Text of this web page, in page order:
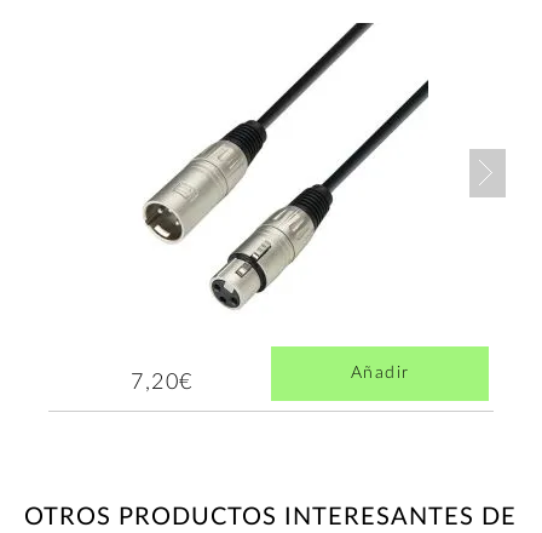
7,20€ Añadir
OTROS PRODUCTOS INTERESANTES DE